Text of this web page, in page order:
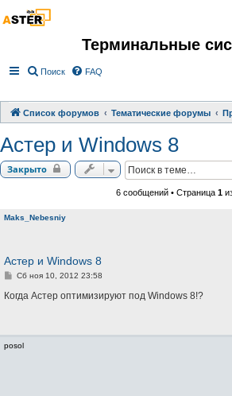
Терминальные
Поиск FAQ
Список форумов Тематические форумы
Астер и Windows 8
Закрыто
6 сообщений • Страница 1
Maks_Nebesniy
Астер и Windows 8
С
о
б
е
Сб ноя 10, 2012 23:58
Когда Астер оптимизируют под Windows 8!?
posol